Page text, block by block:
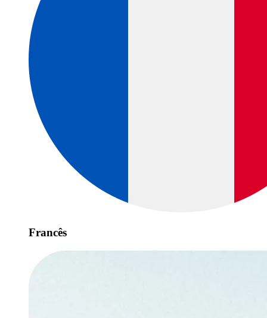
Francês